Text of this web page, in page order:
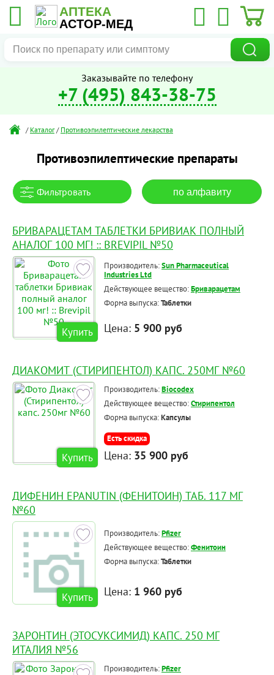
АПТЕКА
АСТОР-МЕД
Заказывайте по телефону
+7 (495) 843-38-75
/ Каталог / Противоэпилептические лекарства
Противоэпилептические препараты
Фильтровать по алфавиту
БРИВАРАЦЕТАМ ТАБЛЕТКИ БРИВИАК ПОЛНЫЙ
АНАЛОГ 100 МГ! :: BREVIPIL №50
Купить
Производитель:Sun Pharmaceutical
Industries Ltd
Действующее вещество:Бриварацетам
Форма выпуска:Таблетки
Цена: 5 900 руб
ДИАКОМИТ (СТИРИПЕНТОЛ) КАПС. 250МГ №60
Купить
Производитель:Biocodex
Действующее вещество:Стирипентол
Форма выпуска:Капсулы
Есть скидка
Цена: 35 900 руб
ДИФЕНИН EPANUTIN (ФЕНИТОИН) ТАБ. 117 МГ
№60
Купить
Производитель:Pfizer
Действующее вещество:Фенитоин
Форма выпуска:Таблетки
Цена: 1 960 руб
ЗАРОНТИН (ЭТОСУКСИМИД) КАПС. 250 МГ
ИТАЛИЯ №56
Производитель:Pfizer